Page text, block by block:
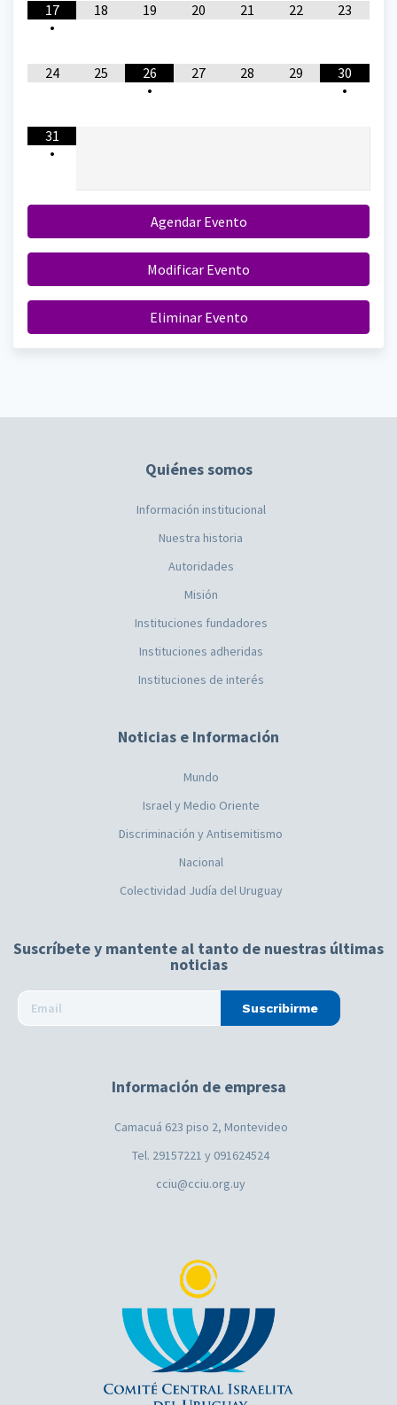
17
•
18 19 20 21 22 23
24 25
26
•
27 28 29
30
•
31
•
Agendar Evento
Modificar Evento
Eliminar Evento
Quiénes somos
Información institucional
Nuestra historia
Autoridades
Misión
Instituciones fundadores
Instituciones adheridas
Instituciones de interés
Noticias e Información
Mundo
Israel y Medio Oriente
Discriminación y Antisemitismo
Nacional
Colectividad Judía del Uruguay
Suscríbete y mantente al tanto de nuestras últimas
noticias
Suscribirme
Información de empresa
Camacuá 623 piso 2, Montevideo
Tel. 29157221 y 091624524
cciu@cciu.org.uy